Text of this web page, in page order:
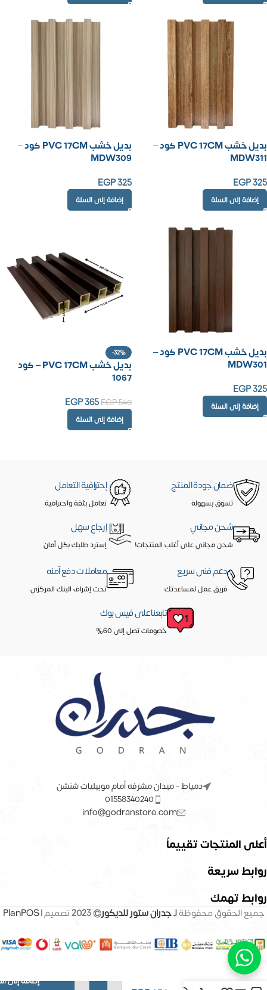
بديل خشب PVC 17CM كود –
MDW311
EGP325
إضافة إلى السلة
بديل خشب PVC 17CM كود –
MDW309
EGP325
إضافة إلى السلة
بديل خشب PVC 17CM كود –
MDW301
EGP325
إضافة إلى السلة
-32%
بديل خشب PVC 17CM – كود
1067
EGP540
EGP365
إضافة إلى السلة
ضمان جودة المنتج
تسوق بسهولة
إحترافية التعامل
تعامل بثقة واحترافية
شحن مجاني
شحن مجاني على أغلب المنتجات!
إرجاع سهل
إسترد طلبك بكل أمان
دعم فنى سريع
فريق عمل لمساعدتك
معاملات دفع آمنه
تحت إشراف البنك المركزي
تابعنا على فيس بوك
خصومات تصل إلى 60%
دمياط - ميدان مشرفه أمام موبيليات شنشن
01558340240
info@godranstore.com
أعلى المنتجات تقييماً
روابط سريعة
روابط تهمك
جميع الحقوق محفوظةلـجدران ستور للديكور© 2023 تصميم |PlanPOS
إضافة إلى